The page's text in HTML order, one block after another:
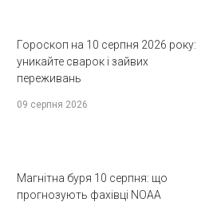
Гороскоп на 10 серпня 2026 року:
уникайте сварок і зайвих
переживань
09 серпня 2026
Магнітна буря 10 серпня: що
прогнозують фахівці NOAA